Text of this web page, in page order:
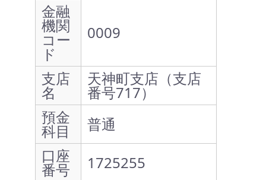
金融
機関
コー
ド
0009
支店
名
天神町支店（支店
番号717）
預金
科目
普通
口座
番号
1725255